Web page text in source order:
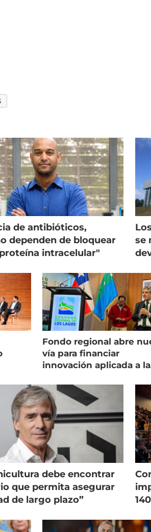
de antibióticos,
dependen de bloquear
intracelular"
se
Fondo regional abre
vía para financiar
innovación aplicada a la
debe encontrar
que permita asegurar
de largo plazo”